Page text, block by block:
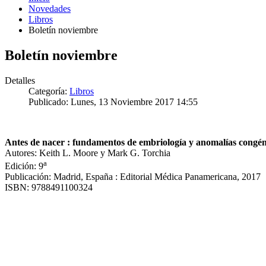
Novedades
Libros
Boletín noviembre
Boletín noviembre
Detalles
Categoría: Libros
Publicado: Lunes, 13 Noviembre 2017 14:55
Antes de nacer : fundamentos de embriología y anomalías
Autores: Keith L. Moore y Mark G. Torchia
Edición: 9a
Publicación: Madrid, España : Editorial Médica Panamericana, 2017
ISBN: 9788491100324